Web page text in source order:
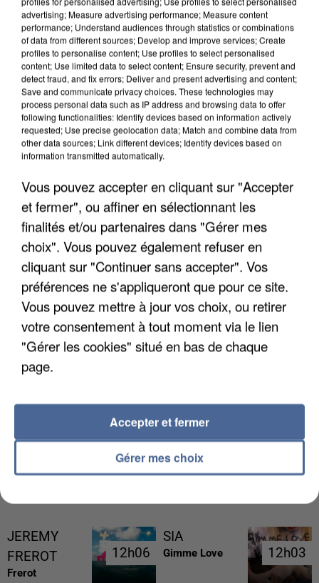
UN SECOND CADRE DE LA DZ MAFIA
INTERPELLÉ EN ALGÉRIE
UNE TOURISTE DE L’OISE EMPORTÉE PAR UNE
COULÉE DE BOUE EN HAUTE-SAVOIE
JEREMY
FREROT
Frerot
12h06
12h06
SIA
Gimme Love 12h03
12h03
advertising; Measure advertising performance; Measure content
performance; Understand audiences through statistics or combinations
of data from different sources; Develop and improve services; Create
profiles to personalise content; Use profiles to select personalised
content; Use limited data to select content; Ensure security, prevent and
detect fraud, and fix errors; Deliver and present advertising and content;
Save and communicate privacy choices. These technologies may
process personal data such as IP address and browsing data to offer
following functionalities: Identify devices based on information actively
requested; Use precise geolocation data; Match and combine data from
other data sources; Link different devices; Identify devices based on
information transmitted automatically.
Vous pouvez accepter en cliquant sur "Accepter
et fermer", ou affiner en sélectionnant les
finalités et/ou partenaires dans "Gérer mes
choix". Vous pouvez également refuser en
cliquant sur "Continuer sans accepter". Vos
préférences ne s'appliqueront que pour ce site.
Vous pouvez mettre à jour vos choix, ou retirer
votre consentement à tout moment via le lien
"Gérer les cookies" situé en bas de chaque
page.
Gérer mes choix
Accepter et fermer